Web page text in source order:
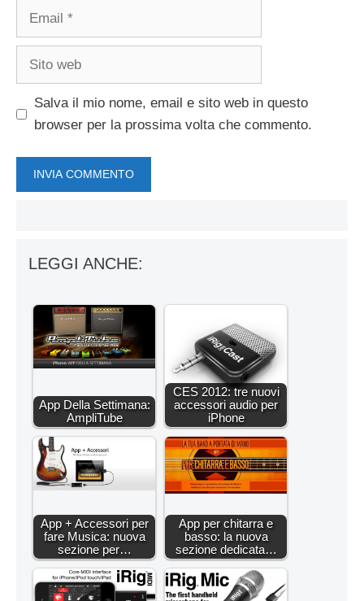
Email
Sito
Salva il mio nome, email e sito web in questo
browser per la prossima volta che commento.
LEGGI ANCHE:
App Della Settimana:
AmpliTube
CES 2012: tre nuovi
accessori audio per
iPhone
App + Accessori per
fare Musica: nuova
sezione per…
App per chitarra e
basso: la nuova
sezione dedicata…